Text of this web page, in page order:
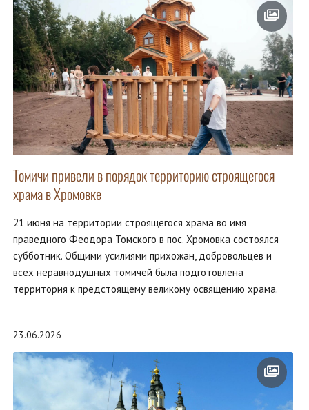
Томичи привели в порядок территорию строящегося
храма в Хромовке
21 июня на территории строящегося храма во имя
праведного Феодора Томского в пос. Хромовка состоялся
субботник. Общими усилиями прихожан, добровольцев и
всех неравнодушных томичей была подготовлена
территория к предстоящему великому освящению храма.
23.06.2026